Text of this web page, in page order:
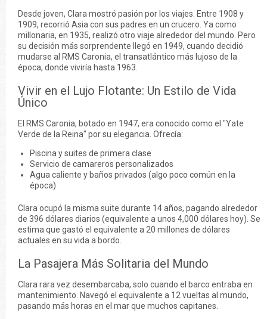
Desde joven, Clara mostró pasión por los viajes. Entre 1908 y
1909, recorrió Asia con sus padres en un crucero. Ya como
millonaria, en 1935, realizó otro viaje alrededor del mundo. Pero
su decisión más sorprendente llegó en 1949, cuando decidió
mudarse al RMS Caronia, el transatlántico más lujoso de la
época, donde viviría hasta 1963.
Vivir en el Lujo Flotante: Un Estilo de Vida
Único
El RMS Caronia, botado en 1947, era conocido como el "Yate
Verde de la Reina" por su elegancia. Ofrecía:
Piscina y suites de primera clase
Servicio de camareros personalizados
Agua caliente y baños privados (algo poco común en la
época)
Clara ocupó la misma suite durante 14 años, pagando alrededor
de 396 dólares diarios (equivalente a unos 4,000 dólares hoy). Se
estima que gastó el equivalente a 20 millones de dólares
actuales en su vida a bordo.
La Pasajera Más Solitaria del Mundo
Clara rara vez desembarcaba, solo cuando el barco entraba en
mantenimiento. Navegó el equivalente a 12 vueltas al mundo,
pasando más horas en el mar que muchos capitanes.